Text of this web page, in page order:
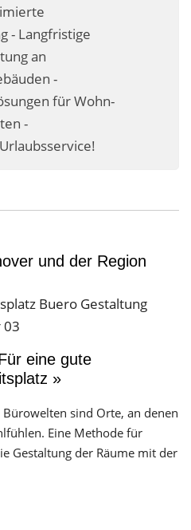
- Langfristige
an
-
für Wohn-
-
und der Region
eine gute
»
sind Orte, an denen
Eine Methode für
Gestaltung der Räume mit der